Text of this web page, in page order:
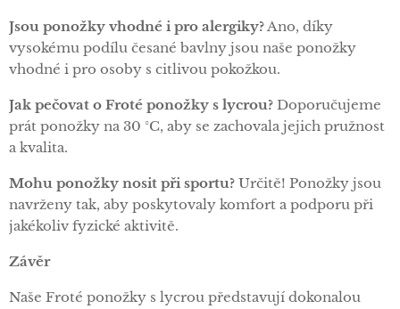
Jsou ponožky vhodné i pro alergiky?Ano, díky
vysokému podílu česané bavlny jsou naše ponožky
vhodné i pro osoby s citlivou pokožkou.
Jak pečovat o Froté ponožky s lycrou? Doporučujeme
prát ponožky na 30 °C, aby se zachovala jejich pružnost
a kvalita.
Mohu ponožky nosit při sportu? Určitě! Ponožky jsou
navrženy tak, aby poskytovaly komfort a podporu při
jakékoliv fyzické aktivitě.
Závěr
Naše Froté ponožky s lycrou představují dokonalou